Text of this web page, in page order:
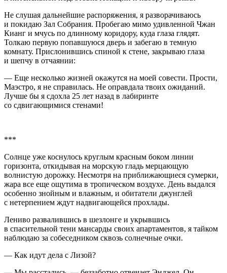
Не слушая дальнейшие распоряжения, я разворачиваюсь
и покидаю Зал Собрания. Пробегаю мимо удивленной Чжан
Кианг и мчусь по длинному коридору, куда глаза глядят.
Толкаю первую попавшуюся дверь и забегаю в темную
комнату. Прислонившись спиной к стене, закрываю глаза
и шепчу в отчаянии:
— Еще несколько жизней окажутся на моей совести. Прости,
Маэстро, я не справилась. Не оправдала твоих ожиданий.
Лучше бы я сдохла 25 лет назад в лабиринте
со сдвигающимися стенами!
***
Солнце уже коснулось круглым красным боком линии
горизонта, откидывая на морскую гладь мерцающую
волнистую дорожку. Несмотря на приближающиеся сумерки,
жара все еще ощутима в тропическом воздухе. День выдался
особенно знойным и влажным, и обитатели джунглей
с нетерпением ждут надвигающейся прохлады.
Лениво развалившись в шезлонге и укрывшись
в спасительной тени мансарды своих апартаментов, я тайком
наблюдаю за собеседником сквозь солнечные очки.
— Как идут дела с Лизой?